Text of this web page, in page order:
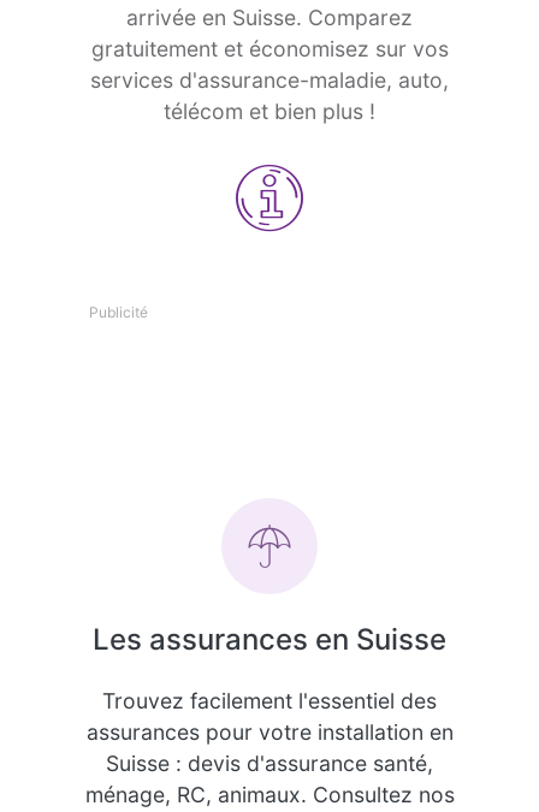
arrivée en Suisse. Comparez
gratuitement et économisez sur vos
services d'assurance-maladie, auto,
télécom et bien plus !
Publicité
Les assurances en Suisse
Trouvez facilement l'essentiel des
assurances pour votre installation en
Suisse : devis d'assurance santé,
ménage, RC, animaux. Consultez nos